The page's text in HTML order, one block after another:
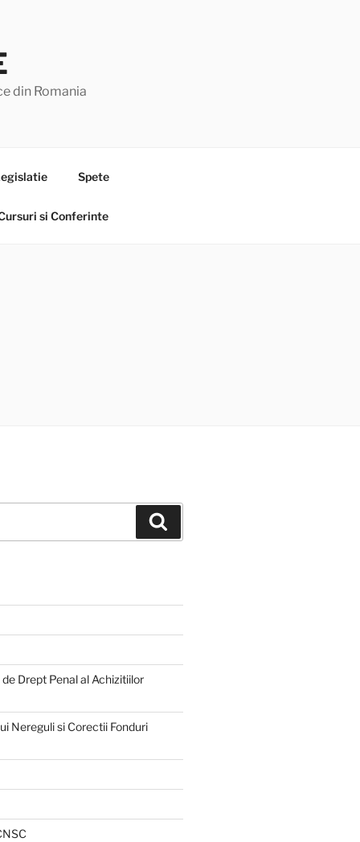
din Romania
Spete
si Conferinte
Drept Penal al Achizitiilor
Nereguli si Corectii Fonduri